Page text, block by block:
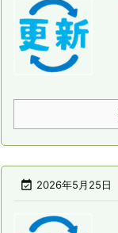
 2026年5月25日